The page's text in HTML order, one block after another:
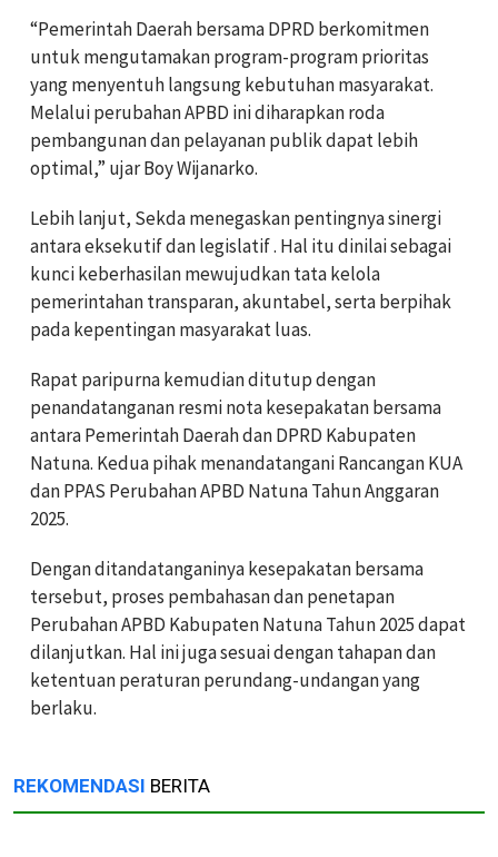
“Pemerintah Daerah bersama DPRD berkomitmen
untuk mengutamakan program-program prioritas
yang menyentuh langsung kebutuhan masyarakat.
Melalui perubahan APBD ini diharapkan roda
pembangunan dan pelayanan publik dapat lebih
optimal,” ujar Boy Wijanarko.
Lebih lanjut, Sekda menegaskan pentingnya sinergi
antara eksekutif dan legislatif . Hal itu dinilai sebagai
kunci keberhasilan mewujudkan tata kelola
pemerintahan transparan, akuntabel, serta berpihak
pada kepentingan masyarakat luas.
Rapat paripurna kemudian ditutup dengan
penandatanganan resmi nota kesepakatan bersama
antara Pemerintah Daerah dan DPRD Kabupaten
Natuna. Kedua pihak menandatangani Rancangan KUA
dan PPAS Perubahan APBD Natuna Tahun Anggaran
2025.
Dengan ditandatanganinya kesepakatan bersama
tersebut, proses pembahasan dan penetapan
Perubahan APBD Kabupaten Natuna Tahun 2025 dapat
dilanjutkan. Hal ini juga sesuai dengan tahapan dan
ketentuan peraturan perundang-undangan yang
berlaku.
REKOMENDASI BERITA